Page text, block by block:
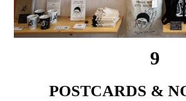
9
POSTCARDS &